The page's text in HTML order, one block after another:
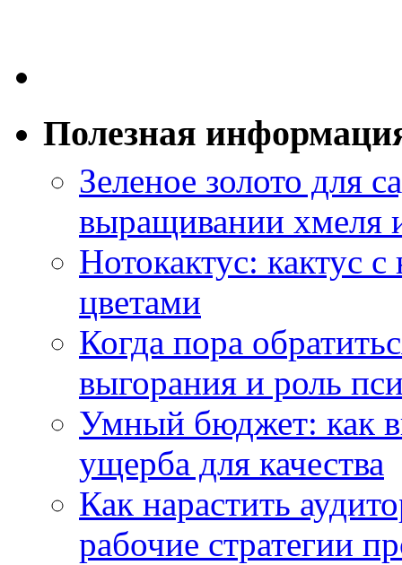
Полезная
Зеленое золото для
выращивании хмеля
Нотокактус: кактус
цветами
Когда пора
выгорания и роль
Умный бюджет: как
ущерба для качества
Как нарастить
рабочие стратегии